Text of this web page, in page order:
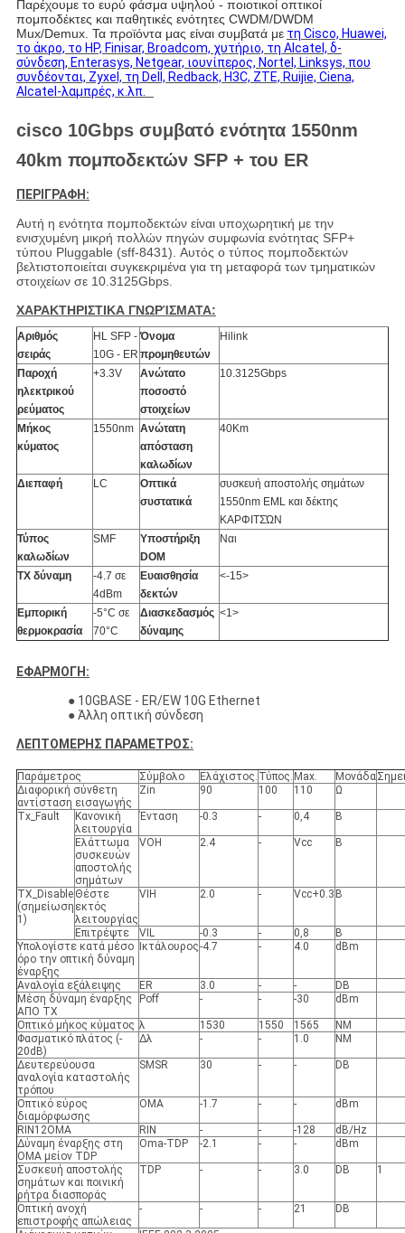
Παρέχουμε το ευρύ φάσμα υψηλού - ποιοτικοί οπτικοί
πομποδέκτες και παθητικές ενότητες CWDM/DWDM
Mux/Demux. Τα προϊόντα μας είναι συμβατά με τη Cisco, Huawei,
το άκρο, το HP, Finisar, Broadcom, χυτήριο, τη Alcatel, δ-
σύνδεση, Enterasys, Netgear, ιουνίπερος, Nortel, Linksys, που
συνδέονται, Zyxel, τη Dell, Redback, H3C, ZTE, Ruijie, Ciena,
Alcatel-λαμπρές, κ.λπ.
cisco 10Gbps συμβατό ενότητα 1550nm
40km πομποδεκτών SFP + του ER
ΠΕΡΙΓΡΑΦΗ:
Αυτή η ενότητα πομποδεκτών είναι υποχωρητική με την
ενισχυμένη μικρή πολλών πηγών συμφωνία ενότητας SFP+
τύπου Pluggable (sff-8431). Αυτός ο τύπος πομποδεκτών
βελτιστοποιείται συγκεκριμένα για τη μεταφορά των τμηματικών
στοιχείων σε 10.3125Gbps.
ΧΑΡΑΚΤΗΡΙΣΤΙΚΑ ΓΝΩΡΊΣΜΑΤΑ:
Αριθμός
σειράς
HL SFP -
10G - ER
Όνομα
προμηθευτών
Hilink
Παροχή
ηλεκτρικού
ρεύματος
+3.3V
Ανώτατο
ποσοστό
στοιχείων
10.3125Gbps
Μήκος
κύματος
1550nm Ανώτατη
απόσταση
καλωδίων
40Km
Διεπαφή LC
Οπτικά
συστατικά
συσκευή αποστολής σημάτων
1550nm EML και δέκτης
ΚΑΡΦΙΤΣΏΝ
Τύπος
καλωδίων
SMF
Υποστήριξη
DOM
Ναι
TX δύναμη
-4.7 σε
4dBm
Ευαισθησία
δεκτών
<-15>
Εμπορική
θερμοκρασία
-5°C σε
70°C
Διασκεδασμός
δύναμης
<1>
ΕΦΑΡΜΟΓΗ:
● 10GBASE - ER/EW 10G Ethernet
● Άλλη οπτική σύνδεση
ΛΕΠΤΟΜΕΡΗΣ ΠΑΡΑΜΕΤΡΟΣ:
Παράμετρος Σύμβολο Ελάχιστος. Τύπος. Max. Μονάδα
Διαφορική σύνθετη
αντίσταση εισαγωγής
Zin 90 100 110 Ω
Tx_Fault
Κανονική
λειτουργία
Ένταση -0.3 - 0,4 Β
Ελάττωμα
συσκευών
αποστολής
σημάτων
VOH 2.4 - Vcc Β
TX_Disable
(σημείωση
1)
Θέστε
εκτός
λειτουργίας
VIH 2.0 - Vcc+0.3 Β
Επιτρέψτε VIL -0.3 - 0,8
Β
Υπολογίστε κατά μέσο
όρο την οπτική δύναμη
έναρξης
Ικτάλουρος-4.7 - 4.0 dBm
Αναλογία εξάλειψης ER 3.0 - -
DB
Μέση δύναμη έναρξης
ΑΠΟ TX
Poff - - -30 dBm
Οπτικό μήκος κύματος λ 1530 1550 1565
NM
Φασματικό πλάτος (-
20dB)
Δλ - - 1.0 NM
Δευτερεύουσα
αναλογία καταστολής
τρόπου
SMSR 30 - - DB
Οπτικό εύρος
διαμόρφωσης
OMA -1.7 - - dBm
RIN12OMA RIN - - -128
dB/Hz
Δύναμη έναρξης στη
OMA μείον TDP
Oma-TDP -2.1 - - dBm
Συσκευή αποστολής
σημάτων και ποινική
ρήτρα διασποράς
TDP - - 3.0 DB 1
Οπτική ανοχή
επιστροφής απώλειας
- - - 21 DB